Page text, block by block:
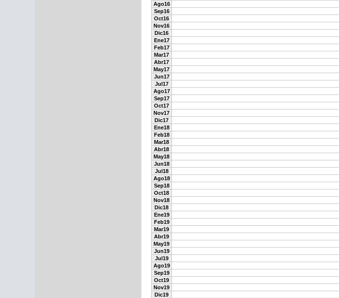
Ago16
Sep16
Oct16
Nov16
Dic16
Ene17
Feb17
Mar17
Abr17
May17
Jun17
Jul17
Ago17
Sep17
Oct17
Nov17
Dic17
Ene18
Feb18
Mar18
Abr18
May18
Jun18
Jul18
Ago18
Sep18
Oct18
Nov18
Dic18
Ene19
Feb19
Mar19
Abr19
May19
Jun19
Jul19
Ago19
Sep19
Oct19
Nov19
Dic19